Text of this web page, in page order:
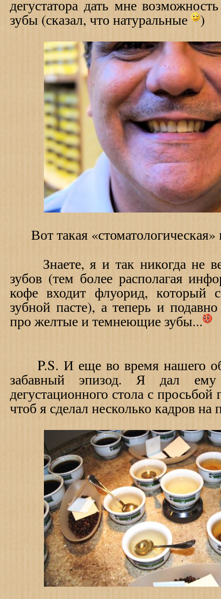
дегустатора дать мне
зубы (сказал, что натуральные )
Вот такая «стоматологическая»
Знаете, я и так никогда не
зубов (тем более располагая
кофе входит флуорид, который
зубной пасте), а теперь и
про желтые и темнеющие зубы...
P.S. И еще во время нашего
забавный эпизод. Я дал
дегустационного стола с просьбой
чтоб я сделал несколько кадров на